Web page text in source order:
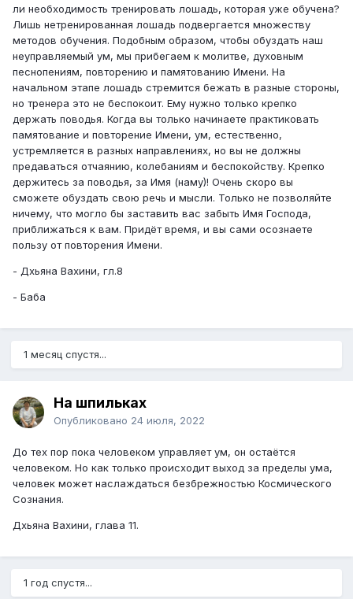
ли необходимость тренировать лошадь, которая уже обучена?
Лишь нетренированная лошадь подвергается множеству
методов обучения. Подобным образом, чтобы обуздать наш
неуправляемый ум, мы прибегаем к молитве, духовным
песнопениям, повторению и памятованию Имени. На
начальном этапе лошадь стремится бежать в разные стороны,
но тренера это не беспокоит. Ему нужно только крепко
держать поводья. Когда вы только начинаете практиковать
памятование и повторение Имени, ум, естественно,
устремляется в разных направлениях, но вы не должны
предаваться отчаянию, колебаниям и беспокойству. Крепко
держитесь за поводья, за Имя (наму)! Очень скоро вы
сможете обуздать свою речь и мысли. Только не позволяйте
ничему, что могло бы заставить вас забыть Имя Господа,
приближаться к вам. Придёт время, и вы сами осознаете
пользу от повторения Имени.
- Дхьяна Вахини, гл.8
- Баба
1 месяц спустя...
На шпильках
Опубликовано 24 июля, 2022
До тех пор пока человеком управляет ум, он остаётся
человеком. Но как только происходит выход за пределы ума,
человек может наслаждаться безбрежностью Космического
Сознания.
Дхьяна Вахини, глава 11.
1 год спустя...